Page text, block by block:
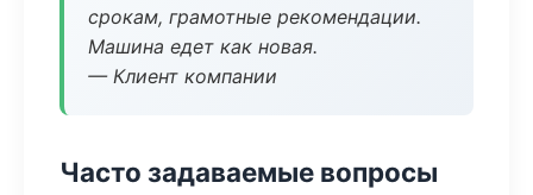
срокам, грамотные рекомендации.
Машина едет как новая.
— Клиент компании
Часто задаваемые вопросы